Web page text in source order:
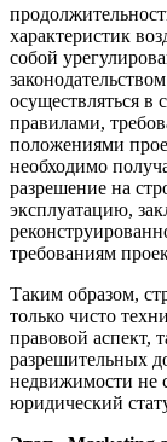
характеристик
собой
осуществляться в
правилами,
положениями
необходимо
разрешение на
эксплуатацию,
требованиям
Таким образом,
только чисто
правовой аспект,
разрешительных
недвижимости не
юридический